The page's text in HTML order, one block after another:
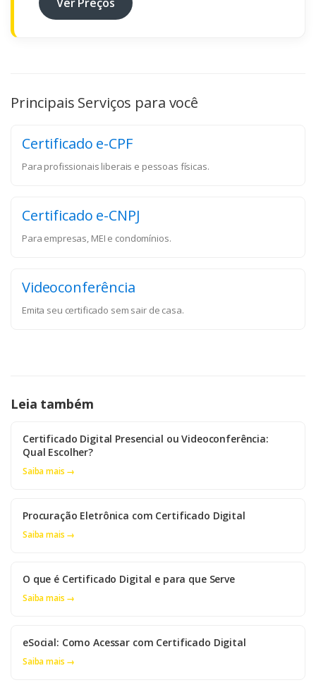
Principais Serviços para você
Certificado e-CPF
Para profissionais liberais e pessoas físicas.
Certificado e-CNPJ
Para empresas, MEI e condomínios.
Videoconferência
Emita seu certificado sem sair de casa.
Leia também
Certificado Digital Presencial ou Videoconferência:
Qual Escolher?
Saiba mais →
Procuração Eletrônica com Certificado Digital
Saiba mais →
O que é Certificado Digital e para que Serve
Saiba mais →
eSocial: Como Acessar com Certificado Digital
Saiba mais →